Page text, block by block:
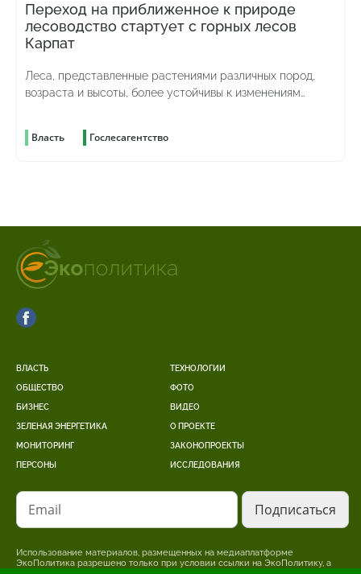
Переход на приближенное к природе
лесоводство стартует с горных лесов
Карпат
Леса, представленные растениями различных пород,
возраста и высоты, более устойчивы к изменениям
Власть Гослесагентство
ВЛАСТЬ
ОБЩЕСТВО
БИЗНЕС
ЗЕЛЕНАЯ ЭНЕРГЕТИКА
МОНИТОРИНГ
ПЕРСОНЫ
ТЕХНОЛОГИИ
ФОТО
ВИДЕО
О ПРОЕКТЕ
ЗАКОНОПРОЕКТЫ
ИССЛЕДОВАНИЯ
Email
Использование материалов, размещенных на медиаплатформе
ЭкоПолитика разрешено только при условии ссылки на ЭкоПолитику, а